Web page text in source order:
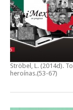
Ströbel, L. (2014d).
heroínas.(53-67)